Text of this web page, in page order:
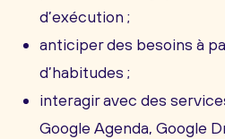
d’exécution ;
anticiper des besoins à
d’habitudes ;
interagir avec des
Google Agenda, Google